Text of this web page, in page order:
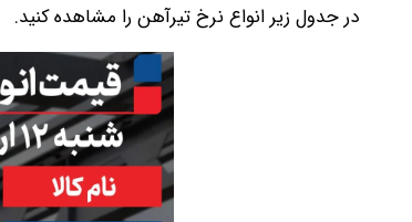
در جدول زیر انواع نرخ تیرآهن را مشاهده کنید.